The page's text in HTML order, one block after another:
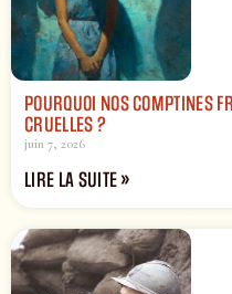
POURQUOI NOS COMPTINES
CRUELLES ?
juin 7, 2026
LIRE LA SUITE »